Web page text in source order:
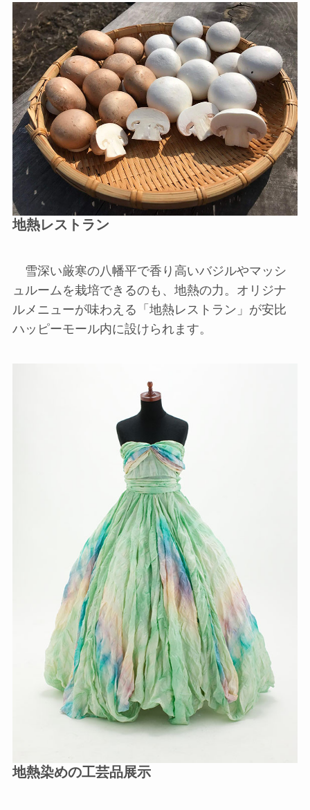
地熱レストラン
雪深い厳寒の八幡平で香り高いバジルやマッシ
ュルームを栽培できるのも、地熱の力。オリジナ
ルメニューが味わえる「地熱レストラン」が安比
ハッピーモール内に設けられます。
地熱染めの工芸品展示